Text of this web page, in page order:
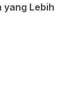
yang Lebih